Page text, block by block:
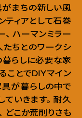
がまちの新しい風
ティアとして石巻
、 ハーマンミラー
ちとのワークシ
らしに必要な家
ことでDIYマイン
が暮らしの中で
ていきます。 耐久
どこか荒削りさも